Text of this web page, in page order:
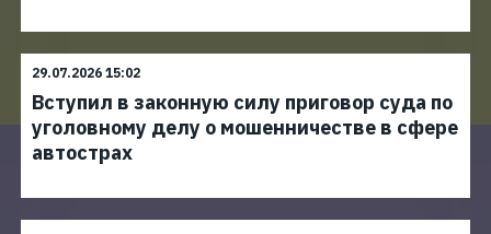
29.07.2026 15:02
Вступил в законную силу приговор суда по
уголовному делу о мошенничестве в сфере
автострах